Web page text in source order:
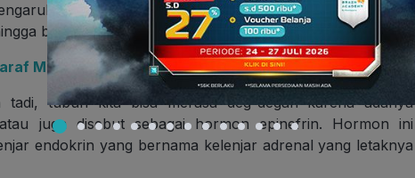
hormon terhadap jaringan tubuh dapat terjadi dalam
beberapa tahun.
Manusia
tubuh kita bisa merasa deg-degan karena adanya
juga disebut sebagai hormon epinefrin. Hormon ini
endokrin yang bernama kelenjar adrenal yang letaknya